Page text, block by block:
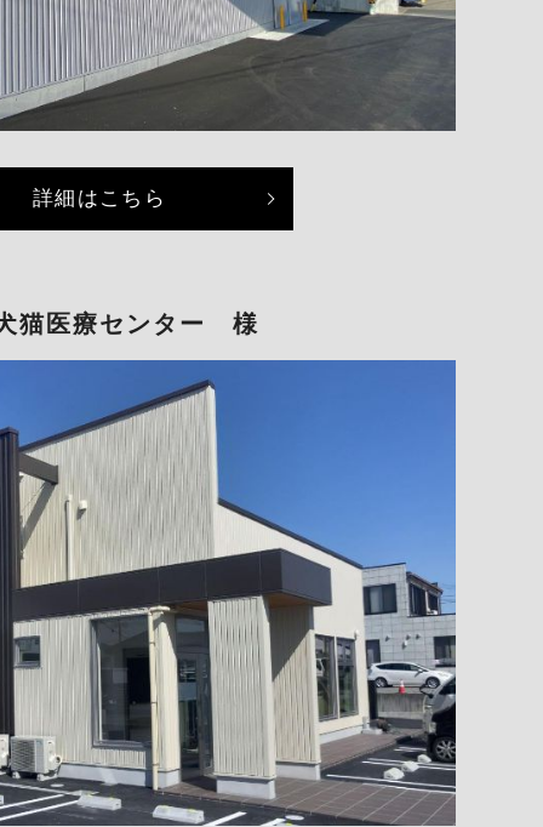
詳細はこちら
猫医療センター 様